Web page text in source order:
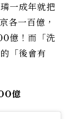
一成年就把
各一百億，
億！而「洗
「後會有
億